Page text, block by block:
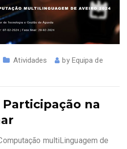
Atividades by Equipa de
Participação na
multiLinguagem de